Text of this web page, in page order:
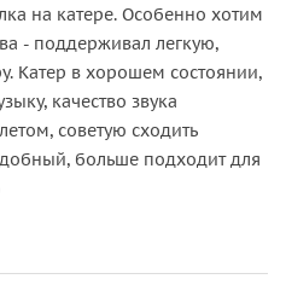
на катере. Особенно хотим
- поддерживал легкую,
Катер в хорошем состоянии,
качество звука
советую сходить
больше подходит для